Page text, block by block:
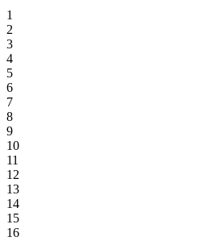
1
2
3
4
5
6
7
8
9
10
11
12
13
14
15
16